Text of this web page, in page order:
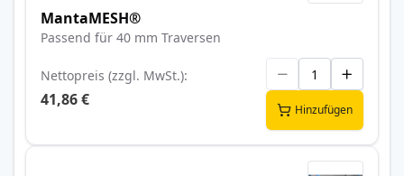
MantaMESH®
Passend für 40 mm Traversen
Nettopreis (zzgl. MwSt.)
41,86 €
Hinzufügen